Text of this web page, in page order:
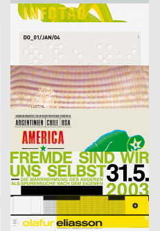
Infotag
designliga
2003
Veranstaltungsplakat Sylvester
Sascha Brossmann, Heike Grebin, Matthias Hübner, Johanna Leuner D
2003
Von Fall zu Fall: lust.nl
tarzanundjane
America, Amerikkka
cyan (Daniela Haufe + Detlef Fiedler) D
2003
fremde sind wir uns selbst – ein interreligiöser dialog
cyan (Daniela Haufe + Detlef Fiedler) D
2003